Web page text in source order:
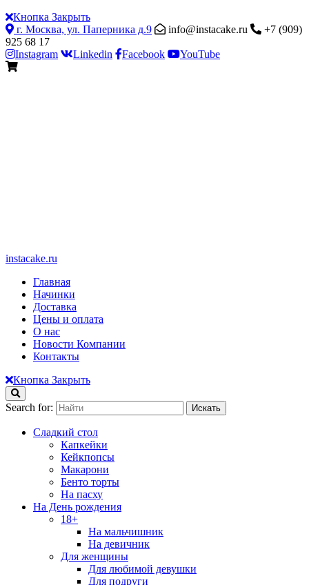
Кнопка Закрыть
г. Москва, ул. Паперника д.9
info@instacake.ru
+7 (909)
925 68 17
Instagram
Linkedin Facebook YouTube
instacake.ru
Главная
Начинки
Доставка
Цены и оплата
О нас
Новости Компании
Контакты
Кнопка Закрыть
Search for:
Сладкий стол
Капкейки
Кейкпопсы
Макарони
Бенто торты
На пасху
На День рождения
18+
На мальчишник
На девичник
Для женщины
Для любимой девушки
Для подруги